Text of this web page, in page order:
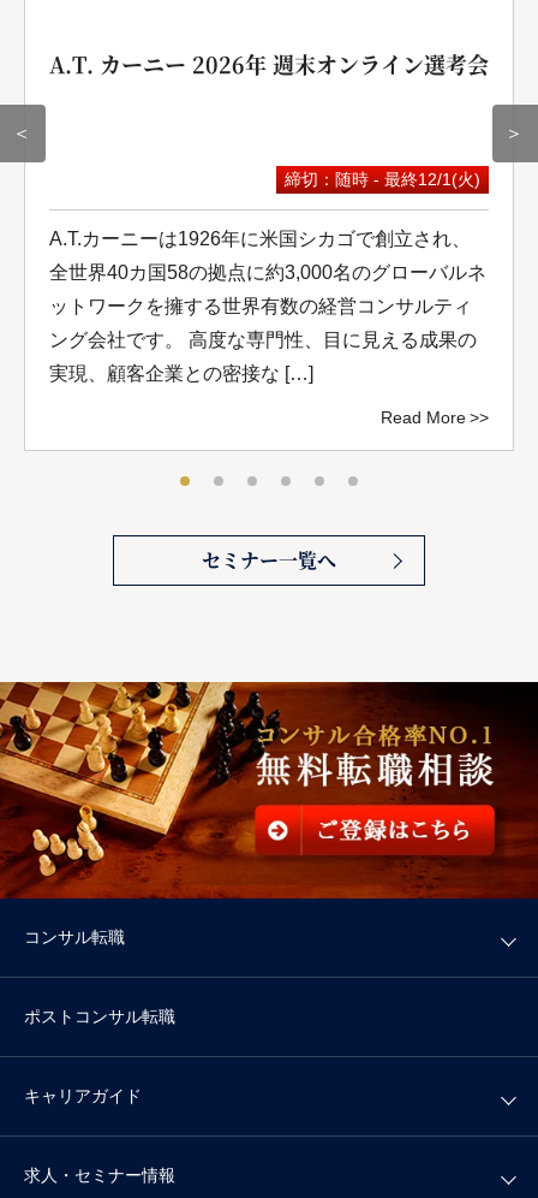
＜
A.T. カーニー 2026年 週末オンライン選考会
締切：随時 - 最終12/1(火)
A.T.カーニーは1926年に米国シカゴで創立され、
全世界40カ国58の拠点に約3,000名のグローバルネ
ットワークを擁する世界有数の経営コンサルティ
ング会社です。 高度な専門性、目に見える成果の
実現、顧客企業との密接な […]
Read More
＞
セミナー一覧へ
コンサル転職
ポストコンサル転職
キャリアガイド
求人・セミナー情報